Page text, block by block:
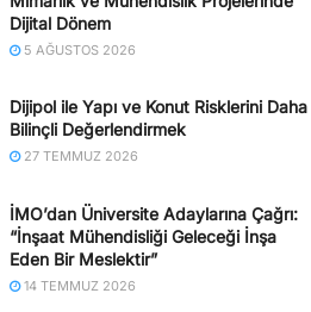
Dijital Dönem
5 AĞUSTOS 2026
Dijipol ile Yapı ve Konut Risklerini Daha
Bilinçli Değerlendirmek
27 TEMMUZ 2026
İMO’dan Üniversite Adaylarına Çağrı:
“İnşaat Mühendisliği Geleceği İnşa
Eden Bir Meslektir”
14 TEMMUZ 2026